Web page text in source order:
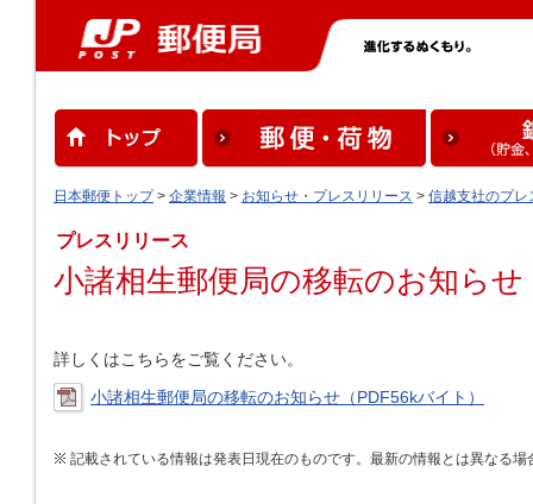
日本郵便トップ> 企業情報 > お知らせ・プレスリリース > 信越支社のプレ
プレスリリース
小諸相生郵便局の移転のお知らせ
詳しくはこちらをご覧ください。
小諸相生郵便局の移転のお知らせ（PDF56kバイト）
記載されている情報は発表日現在のものです。最新の情報とは異なる